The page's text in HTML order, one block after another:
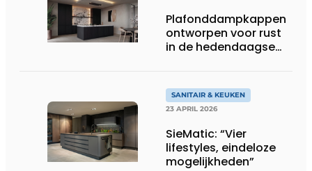
Plafonddampkappen
ontworpen voor rust
in de hedendaagse
SANITAIR & KEUKEN
23 APRIL 2026
SieMatic: “Vier
lifestyles, eindeloze
mogelijkheden”